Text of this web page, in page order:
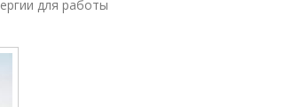
для работы